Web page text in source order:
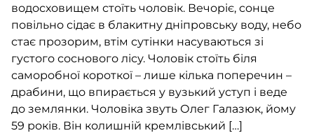
водосховищем стоїть чоловік. Вечоріє, сонце
повільно сідає в блакитну дніпровську воду, небо
стає прозорим, втім сутінки насуваються зі
густого соснового лісу. Чоловік стоїть біля
саморобної короткої – лише кілька поперечин –
драбини, що впирається у вузький уступ і веде
до землянки. Чоловіка звуть Олег Галазюк, йому
59 років. Він колишній кремлівський […]